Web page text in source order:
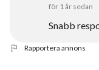
för 1 år sedan
Snabb
Rapportera annons